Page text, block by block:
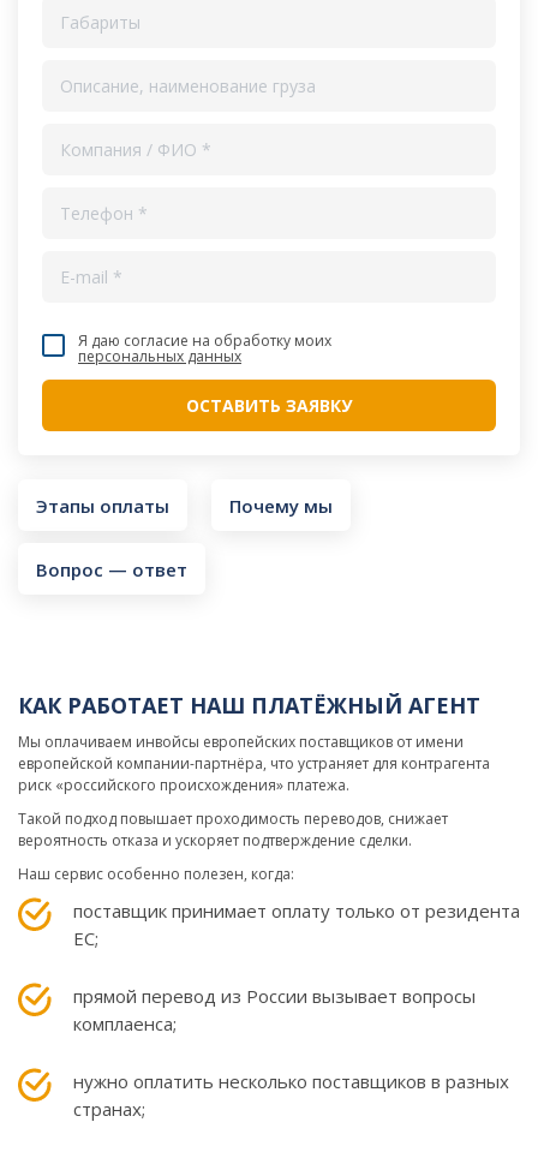
Я даю согласие на обработку моих
персональных данных
Этапы оплаты Почему мы
Вопрос — ответ
КАК РАБОТАЕТ НАШ ПЛАТЁЖНЫЙ АГЕНТ
Мы оплачиваем инвойсы европейских поставщиков от имени
европейской компании-партнёра, что устраняет для контрагента
риск «российского происхождения» платежа.
Такой подход повышает проходимость переводов, снижает
вероятность отказа и ускоряет подтверждение сделки.
Наш сервис особенно полезен, когда:
поставщик принимает оплату только от резидента
ЕС;
прямой перевод из России вызывает вопросы
комплаенса;
нужно оплатить несколько поставщиков в разных
странах;